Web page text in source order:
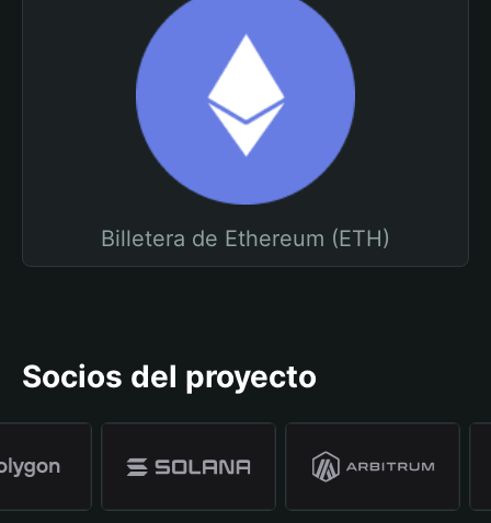
Billetera de Ethereum (ETH)
Socios del proyecto